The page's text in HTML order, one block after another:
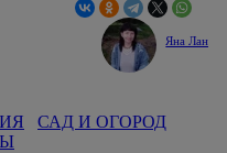
Яна Лан
САД И ОГОРОД